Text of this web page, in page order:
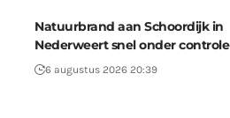
Natuurbrand aan Schoordijk in
Nederweert snel onder controle
6 augustus 2026 20:39